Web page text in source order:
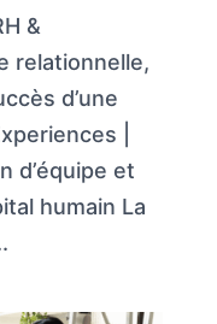
&
relationnelle,
d’une
|
d’équipe et
humain La